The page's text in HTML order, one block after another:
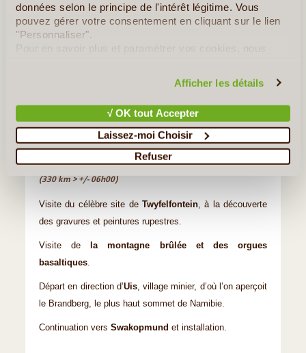
données selon le principe de l'intérêt légitime. Vous
pouvez gérer votre consentement en cliquant sur le lien
"Personnaliser".
Pour en savoir plus et paramétrer vos cookies, nous
Afficher les détails
√ OK tout Accepter
Laissez-moi Choisir
Refuser
©
Jour 7:Twyfelfontein - Swakopmund
(330 km > +/- 06h00)
Visite du célèbre site de Twyfelfontein, à la découverte
des gravures et peintures rupestres.
Visite de
la montagne brûlée et des orgues
basaltiques.
Départ en direction d’Uis, village minier, d’où l’on aperçoit
le Brandberg, le plus haut sommet de Namibie.
Continuation vers Swakopmund et installation.